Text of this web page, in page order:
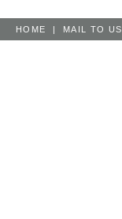
HOME | MAIL TO US